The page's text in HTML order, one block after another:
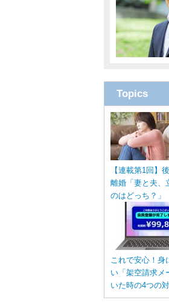
Topics
【連載第1回】
離婚「妻と夫、
のはどっち？」
これで安心！身
い「架空請求メ
いた時の4つの